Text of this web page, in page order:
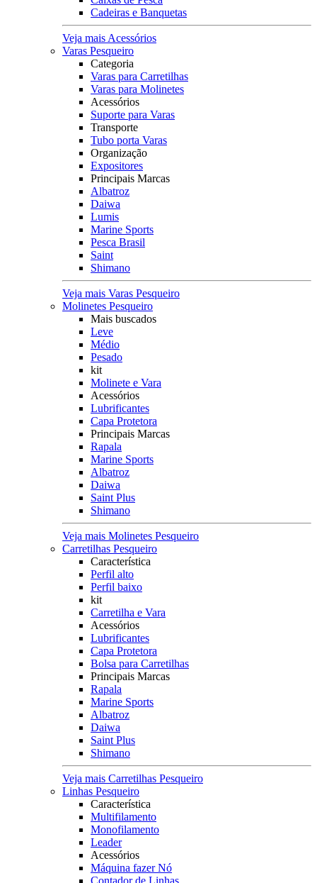
Cadeiras e Banquetas
Veja mais Acessórios
Varas Pesqueiro
Categoria
Varas para Carretilhas
Varas para Molinetes
Acessórios
Suporte para Varas
Transporte
Tubo porta Varas
Organização
Expositores
Principais Marcas
Albatroz
Daiwa
Lumis
Marine Sports
Pesca Brasil
Saint
Shimano
Veja mais Varas Pesqueiro
Molinetes Pesqueiro
Mais buscados
Leve
Médio
Pesado
kit
Molinete e Vara
Acessórios
Lubrificantes
Capa Protetora
Principais Marcas
Rapala
Marine Sports
Albatroz
Daiwa
Saint Plus
Shimano
Veja mais Molinetes Pesqueiro
Carretilhas Pesqueiro
Característica
Perfil alto
Perfil baixo
kit
Carretilha e Vara
Acessórios
Lubrificantes
Capa Protetora
Bolsa para Carretilhas
Principais Marcas
Rapala
Marine Sports
Albatroz
Daiwa
Saint Plus
Shimano
Veja mais Carretilhas Pesqueiro
Linhas Pesqueiro
Característica
Multifilamento
Monofilamento
Leader
Acessórios
Máquina fazer Nó
Contador de Linhas